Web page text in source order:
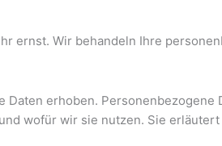
ernst. Wir behandeln Ihre
erhoben.
wofür wir sie nutzen. Sie